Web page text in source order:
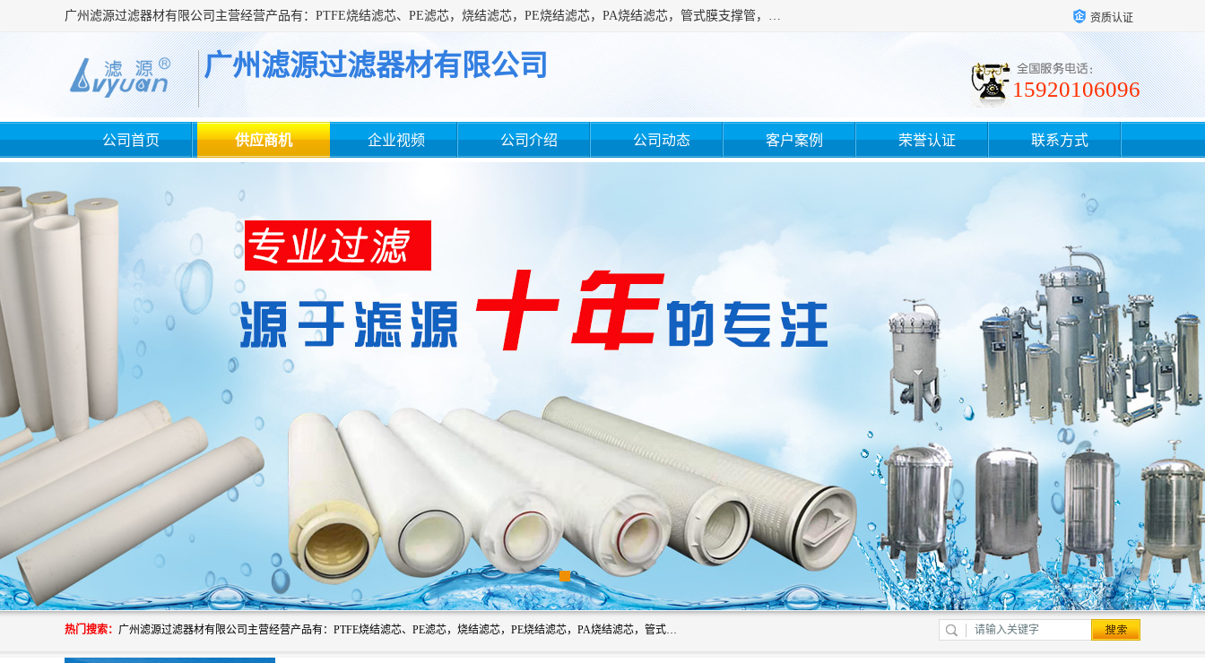
广州滤源过滤器材有限公司主营经营产品有：PTFE烧结滤芯、PE滤芯，烧结滤芯，PE烧结滤芯，PA烧结滤芯，管式膜支撑管，真空上料机滤芯，粉末烧结滤芯，止溢滤芯，吸头滤芯，湿化瓶滤芯、不锈钢烧结滤芯等。公司现拥有一批精干的管理人员和一支高素质的技术队伍，舒适优雅的办公环境和拥有全新现代化标准厂房。 资质认证
广州滤源过滤器材有限公司
15920106096
公司首页 供应商机 企业视频 公司介绍 公司动态 客户案例 荣誉认证 联系方式
热门搜索： 广州滤源过滤器材有限公司主营经营产品有：PTFE烧结滤芯、PE滤芯，烧结滤芯，PE烧结滤芯，PA烧结滤芯，管式膜支撑管，真空上料机滤芯，粉末烧结滤芯，止溢滤芯，吸头滤芯，湿化瓶滤芯、不锈钢烧结滤芯等。公司现拥有一批精干的管理人员和一支高素质的技术队伍，舒适优雅的办公环境和拥有全新现代化标准厂房。